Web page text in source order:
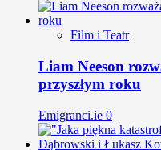
Film i Teatr
Liam Neeson
przyszłym roku
Emigranci.ie 0